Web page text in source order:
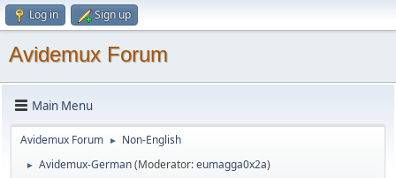
Log in Sign up
Avidemux Forum
Main Menu
Avidemux Forum ► Non-English
► Avidemux-German(Moderator:eumagga0x2a)